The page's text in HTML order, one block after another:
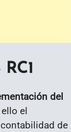
del
el
de